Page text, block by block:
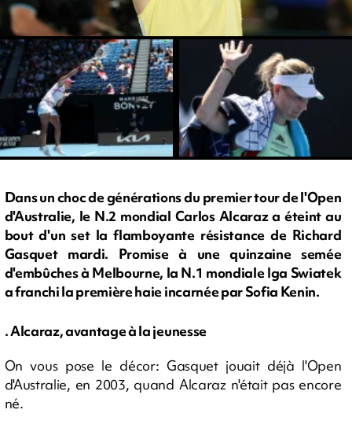
Dans un choc de générations du premier tour de l'Open
d'Australie, le N.2 mondial Carlos Alcaraz a éteint au
bout d'un set la flamboyante résistance de Richard
Gasquet mardi. Promise à une quinzaine semée
d'embûches à Melbourne, la N.1 mondiale Iga Swiatek
a franchi la première haie incarnée par Sofia Kenin.
. Alcaraz, avantage à la jeunesse
On vous pose le décor: Gasquet jouait déjà l'Open
d'Australie, en 2003, quand Alcaraz n'était pas encore
né.